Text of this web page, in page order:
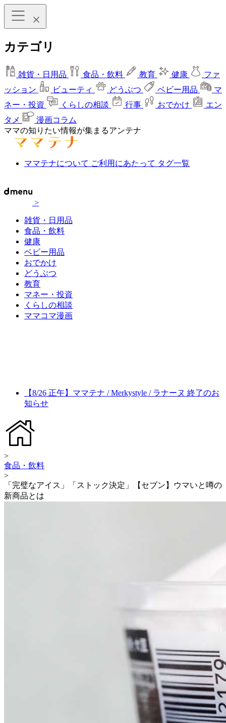
カテゴリ
雑貨・日用品 食品・飲料 教育 健康
ファ
ッション
ビューティ どうぶつ ベビー用品
マ
ネー・投資
くらしの相談 行事 おでかけ
エン
タメ
漫画コラム
ママの知りたい情報が集まるアンテナ
ママテナについて ご利用にあたって タグ一覧
>
雑貨・日用品
食品・飲料
健康
ベビー用品
おでかけ
どうぶつ
教育
マネー・投資
くらしの相談
ママコマ漫画
【8/26 正午】ママテナ / Merkystyle / ラナーヌ 終了のお
知らせ
>
食品・飲料
>
「完璧なアイス」「ストック決定」【セブン】ウマいと噂の
新商品とは